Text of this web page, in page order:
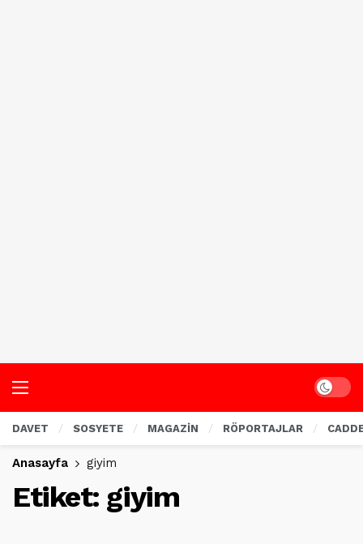
Dark
DAVET SOSYETE MAGAZİN RÖPORTAJLAR
Anasayfa giyim
Etiket: giyim